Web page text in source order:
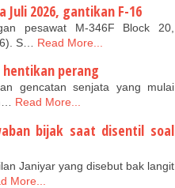
2026, gantikan F-16
pesawat M-346F Block 20,
S…
Read More...
perang
gencatan senjata yang mulai
Read More...
bijak saat disentil soal
Janiyar yang disebut bak langit
More...